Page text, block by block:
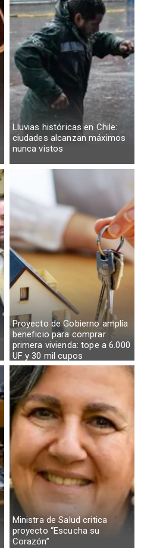
Lluvias históricas en Chile:
ciudades alcanzan máximos
nunca vistos
Proyecto de Gobierno amplía
beneficio para comprar
primera vivienda: tope a 6.000
UF y 30 mil cupos
Ministra de Salud critica
proyecto “Escucha su
Corazón”